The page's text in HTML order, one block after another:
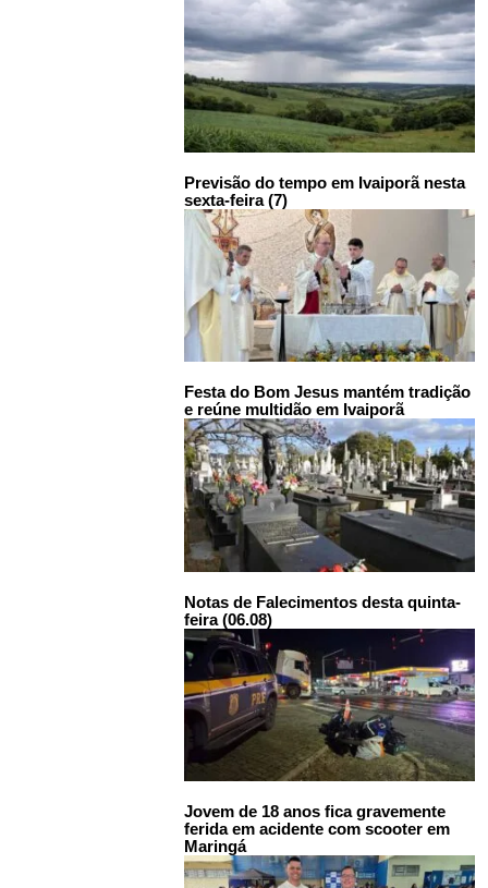
Previsão do tempo em Ivaiporã nesta
sexta-feira (7)
Festa do Bom Jesus mantém tradição
e reúne multidão em Ivaiporã
Notas de Falecimentos desta quinta-
feira (06.08)
Jovem de 18 anos fica gravemente
ferida em acidente com scooter em
Maringá